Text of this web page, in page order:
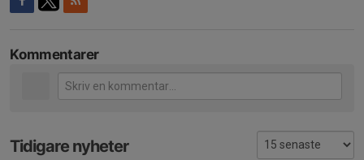
Kommentarer
Tidigare nyheter